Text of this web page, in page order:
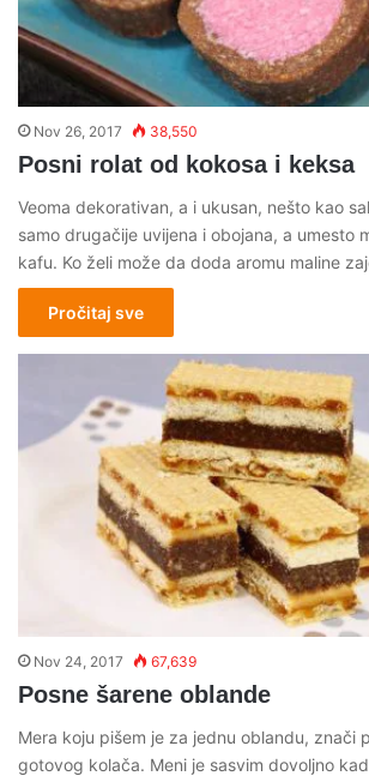
Nov 26, 2017 38,550
Posni rolat od kokosa i keksa
Veoma dekorativan, a i ukusan, nešto kao
samo drugačije uvijena i obojana, a umesto
kafu. Ko želi može da doda aromu maline
Pročitaj sve
Nov 24, 2017 67,639
Posne šarene oblande
Mera koju pišem je za jednu oblandu, znači
gotovog kolača. Meni je sasvim dovoljno